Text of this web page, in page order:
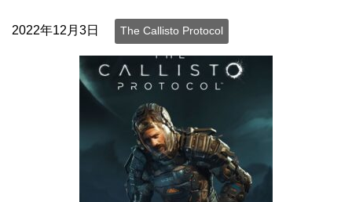
2022年12月3日 The Callisto Protocol